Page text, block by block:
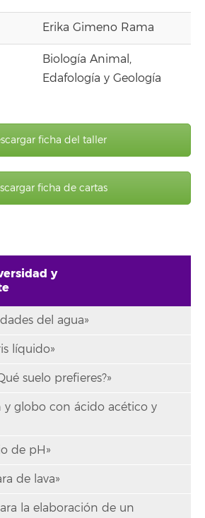
Erika Gimeno Rama
Biología Animal,
Edafología y Geología
ficha del taller
ficha de cartas
y
del agua»
líquido»
suelo prefieres?»
y globo con ácido acético y
de pH»
de lava»
la elaboración de un